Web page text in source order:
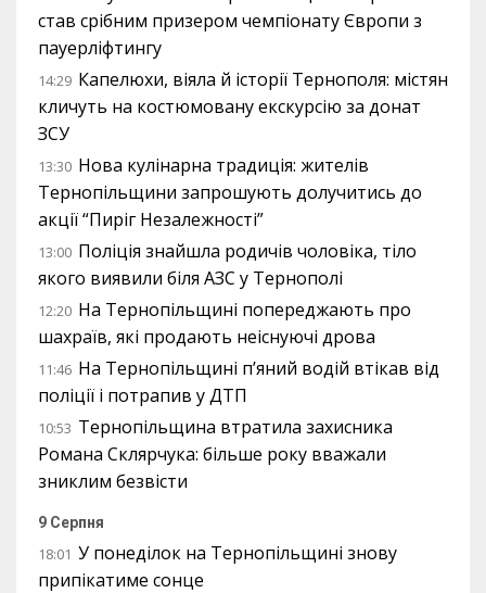
став срібним призером чемпіонату Європи з
пауерліфтингу
14:29 Капелюхи, віяла й історії Тернополя: містян
кличуть на костюмовану екскурсію за донат
ЗСУ
13:30 Нова кулінарна традиція: жителів
Тернопільщини запрошують долучитись до
акції “Пиріг Незалежності”
13:00 Поліція знайшла родичів чоловіка, тіло
якого виявили біля АЗС у Тернополі
12:20 На Тернопільщині попереджають про
шахраїв, які продають неіснуючі дрова
11:46 На Тернопільщині п’яний водій втікав від
поліції і потрапив у ДТП
10:53 Тернопільщина втратила захисника
Романа Склярчука: більше року вважали
зниклим безвісти
9 Серпня
18:01 У понеділок на Тернопільщині знову
припікатиме сонце